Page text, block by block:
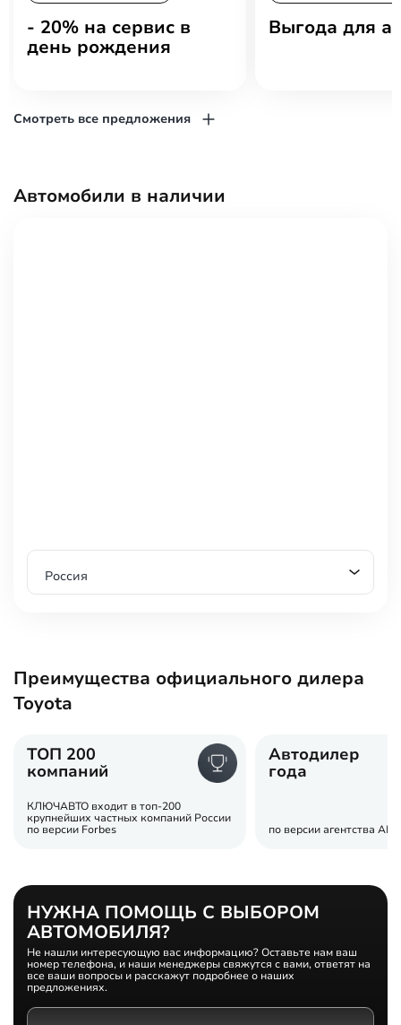
- 20% на сервис в
день рождения
Выгода для
Смотреть все предложения
Автомобили в наличии
Россия
Преимущества официального дилера
Toyota
ТОП 200
компаний
КЛЮЧАВТО входит в топ-200
крупнейших частных компаний России
по версии Forbes
Автодилер
года
по версии агентства
НУЖНА ПОМОЩЬ С ВЫБОРОМ
АВТОМОБИЛЯ?
Не нашли интересующую вас информацию? Оставьте нам ваш
номер телефона, и наши менеджеры свяжутся с вами, ответят на
все ваши вопросы и расскажут подробнее о наших
предложениях.